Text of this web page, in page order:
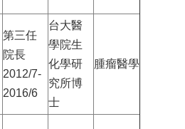
第三任
院長
2012/7-
2016/6
台大醫
學院生
化學研
究所博
士
腫瘤醫學